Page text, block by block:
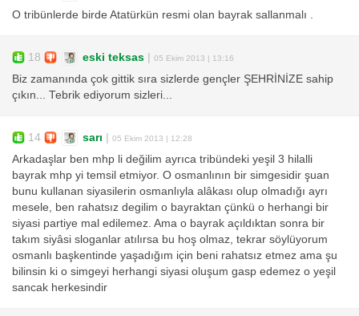
O tribünlerde birde Atatürkün resmi olan bayrak sallanmalı .
18 eski teksas | 05 Ekim 2013 | 13:16
Biz zamanında çok gittik sıra sizlerde gençler ŞEHRİNİZE sahip
çıkın... Tebrik ediyorum sizleri...
14 sarı | 05 Ekim 2013 | 12:28
Arkadaşlar ben mhp li değilim ayrıca tribündeki yeşil 3 hilalli
bayrak mhp yi temsil etmiyor. O osmanlının bir simgesidir şuan
bunu kullanan siyasilerin osmanlıyla alâkası olup olmadığı ayrı
mesele, ben rahatsız degilim o bayraktan çünkü o herhangi bir
siyasi partiye mal edilemez. Ama o bayrak açıldıktan sonra bir
takım siyâsi sloganlar atılırsa bu hoş olmaz, tekrar söylüyorum
osmanlı başkentinde yaşadığım için beni rahatsız etmez ama şu
bilinsin ki o simgeyi herhangi siyasi oluşum gasp edemez o yeşil
sancak herkesindir